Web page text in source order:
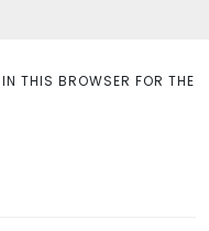
THIS BROWSER FOR THE